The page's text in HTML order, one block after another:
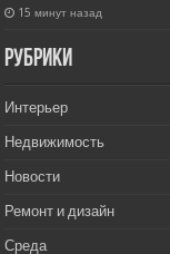
15 минут назад
РУбрики
Интерьер
Недвижимость
Новости
Ремонт и дизайн
Среда